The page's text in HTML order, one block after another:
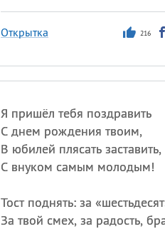
Открытка 216
Я пришёл тебя поздравить
С днем рождения твоим,
В юбилей плясать заставить,
С внуком самым молодым!
Тост поднять: за
За твой смех, за радость,